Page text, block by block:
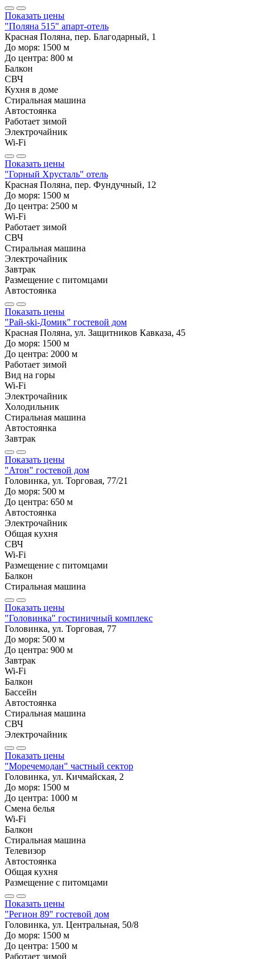
Показать цены
"Поляна 515" апарт-отель
Красная Поляна, пер. Благодарный, 1
До моря: 1500 м
До центра: 800 м
Балкон
СВЧ
Кухня в доме
Стиральная машина
Автостоянка
Работает зимой
Электрочайник
Wi-Fi
Показать цены
"Горный Хрусталь" отель
Красная Поляна, пер. Фундучный, 12
До моря: 1500 м
До центра: 2500 м
Wi-Fi
Работает зимой
СВЧ
Стиральная машина
Электрочайник
Завтрак
Размещение с питомцами
Автостоянка
Показать цены
"Рай-ski-Домик" гостевой дом
Красная Поляна, ул. Защитников Кавказа, 45
До моря: 1500 м
До центра: 2000 м
Работает зимой
Вид на горы
Wi-Fi
Электрочайник
Холодильник
Стиральная машина
Автостоянка
Завтрак
Показать цены
"Атон" гостевой дом
Головинка, ул. Торговая, 77/21
До моря: 500 м
До центра: 650 м
Автостоянка
Электрочайник
Общая кухня
СВЧ
Wi-Fi
Размещение с питомцами
Балкон
Стиральная машина
Показать цены
"Головинка" гостиничный комплекс
Головинка, ул. Торговая, 77
До моря: 500 м
До центра: 900 м
Завтрак
Wi-Fi
Балкон
Бассейн
Автостоянка
Стиральная машина
СВЧ
Электрочайник
Показать цены
"Моречемодан" частный сектор
Головинка, ул. Кичмайская, 2
До моря: 1500 м
До центра: 1000 м
Смена белья
Wi-Fi
Балкон
Стиральная машина
Телевизор
Автостоянка
Общая кухня
Размещение с питомцами
Показать цены
"Регион 89" гостевой дом
Головинка, ул. Центральная, 50/8
До моря: 1500 м
До центра: 1500 м
Работает зимой